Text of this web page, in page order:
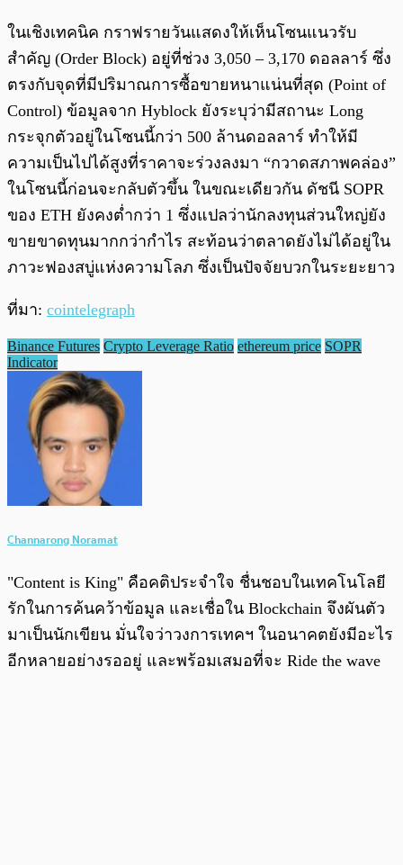
ในเชิงเทคนิค กราฟรายวันแสดงให้เห็นโซนแนวรับ
สำคัญ (Order Block) อยู่ที่ช่วง 3,050 – 3,170 ดอลลาร์ ซึ่ง
ตรงกับจุดที่มีปริมาณการซื้อขายหนาแน่นที่สุด (Point of
Control) ข้อมูลจาก Hyblock ยังระบุว่ามีสถานะ Long
กระจุกตัวอยู่ในโซนนี้กว่า 500 ล้านดอลลาร์ ทำให้มี
ความเป็นไปได้สูงที่ราคาจะร่วงลงมา “กวาดสภาพคล่อง”
ในโซนนี้ก่อนจะกลับตัวขึ้น ในขณะเดียวกัน ดัชนี SOPR
ของ ETH ยังคงต่ำกว่า 1 ซึ่งแปลว่านักลงทุนส่วนใหญ่ยัง
ขายขาดทุนมากกว่ากำไร สะท้อนว่าตลาดยังไม่ได้อยู่ใน
ภาวะฟองสบู่แห่งความโลภ ซึ่งเป็นปัจจัยบวกในระยะยาว
ที่มา: cointelegraph
Binance Futures Crypto Leverage Ratio ethereum price SOPR
Indicator
Channarong Noramat
"Content is King" คือคติประจำใจ ชื่นชอบในเทคโนโลยี
รักในการค้นคว้าข้อมูล และเชื่อใน Blockchain จึงผันตัว
มาเป็นนักเขียน มั่นใจว่าวงการเทคฯ ในอนาคตยังมีอะไร
อีกหลายอย่างรออยู่ และพร้อมเสมอที่จะ Ride the wave